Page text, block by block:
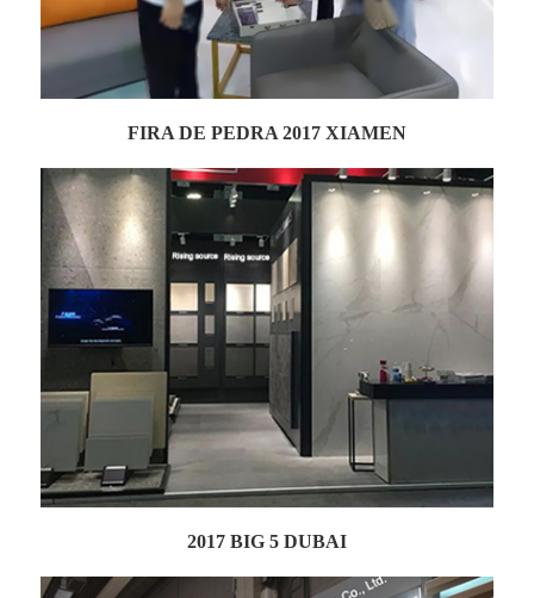
FIRA DE PEDRA 2017 XIAMEN
2017 BIG 5 DUBAI